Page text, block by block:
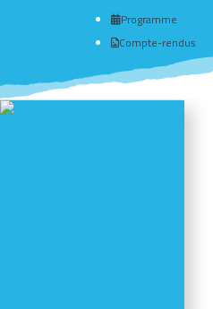
Programme
Compte-rendus